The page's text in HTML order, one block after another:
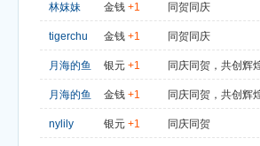
林妺妹 金钱 +1 同贺同庆
tigerchu 金钱 +1 同贺同庆
月海的鱼 银元 +1 同庆同贺，共创辉
月海的鱼 金钱 +1 同庆同贺，共创辉
nylily 银元 +1 同庆同贺